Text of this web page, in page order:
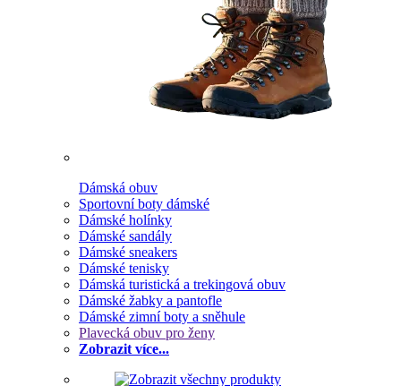
Dámská obuv
Sportovní boty dámské
Dámské holínky
Dámské sandály
Dámské sneakers
Dámské tenisky
Dámská turistická a trekingová obuv
Dámské žabky a pantofle
Dámské zimní boty a sněhule
Plavecká obuv pro ženy
Zobrazit více...